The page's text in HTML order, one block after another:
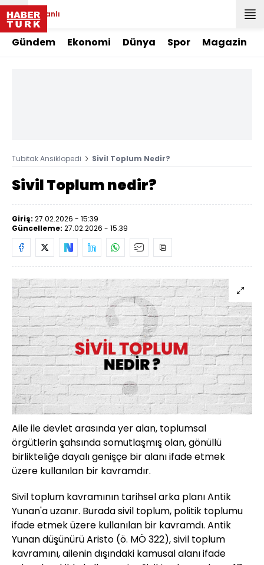
Canlı
Gündem Ekonomi Dünya Spor Magazin
Tubitak Ansiklopedi Sivil Toplum Nedir?
Sivil Toplum nedir?
Giriş: 27.02.2026 - 15:39
Güncelleme: 27.02.2026 - 15:39
Aile ile devlet arasında yer alan, toplumsal
örgütlerin şahsında somutlaşmış olan, gönüllü
birlikteliğe dayalı genişçe bir alanı ifade etmek
üzere kullanılan bir kavramdır.
Sivil toplum kavramının tarihsel arka planı Antik
Yunan'a uzanır. Burada sivil toplum, politik toplumu
ifade etmek üzere kullanılan bir kavramdı. Antik
Yunan düşünürü Aristo (ö. MÖ 322), sivil toplum
kavramını, ailenin dışındaki kamusal alanı ifade